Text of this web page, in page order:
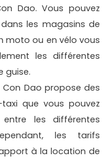
Dao. Vous pouvez
les magasins de
moto ou en vélo vous
les différentes
guise.
Dao propose des
que vous pouvez
les différentes
les tarifs
à la location de